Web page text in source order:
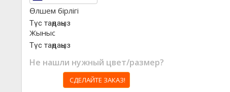
Өлшем бірлігі
Түс таңдаңыз
Жыныс
Түс таңдаңыз
Не нашли нужный цвет/размер?
СДЕЛАЙТЕ ЗАКАЗ!